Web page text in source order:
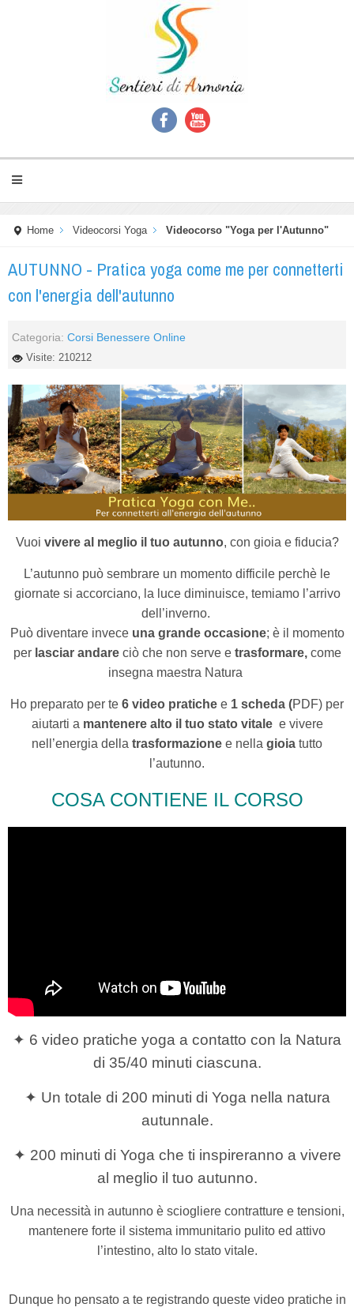
Home Videocorsi Yoga Videocorso "Yoga per l'Autunno"
AUTUNNO - Pratica yoga come me per connetterti
con l'energia dell'autunno
Categoria: Corsi Benessere Online
Visite: 210212
Vuoi vivere al meglio il tuo autunno, con gioia e fiducia?
L’autunno può sembrare un momento difficile perchè le
giornate si accorciano, la luce diminuisce, temiamo l’arrivo
dell’inverno.
Può diventare invece una grande occasione; è il momento
per lasciar andareciò che non serve etrasformare,come
insegna maestra Natura
Ho preparato per te 6 video pratiche e 1 scheda (PDF) per
aiutarti a mantenere alto il tuo stato vitale e vivere
nell’energia della trasformazione e nella gioia tutto
l’autunno.
COSA CONTIENE IL CORSO
✦ 6 video pratiche yoga a contatto con la Natura
di 35/40 minuti ciascuna.
✦ Un totale di 200 minuti di Yoga nella natura
autunnale.
✦ 200 minuti di Yoga che ti inspireranno a vivere
al meglio il tuo autunno.
Una necessità in autunno è sciogliere contratture e tensioni,
mantenere forte il sistema immunitario pulito ed attivo
l’intestino, alto lo stato vitale.
Dunque ho pensato a te registrando queste video pratiche in